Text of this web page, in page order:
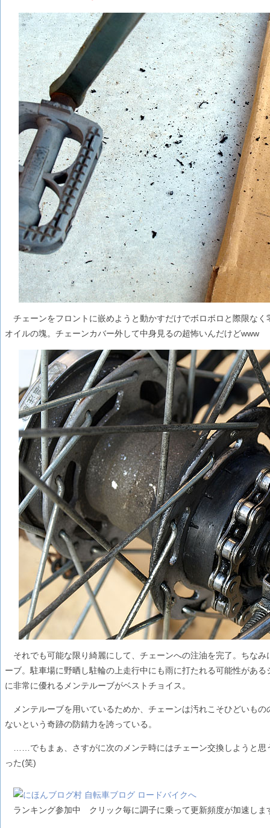
チェーンをフロントに嵌めようと動かすだけでボロボロと際限な
オイルの塊。チェーンカバー外して中身見るの超怖いんだけどwww
それでも可能な限り綺麗にして、チェーンへの注油を完了。ちな
ーブ。駐車場に野晒し駐輪の上走行中にも雨に打たれる可能性があ
に非常に優れるメンテルーブがベストチョイス。
メンテルーブを用いているためか、チェーンは汚れこそひどいも
ないという奇跡の防錆力を誇っている。
……でもまぁ、さすがに次のメンテ時にはチェーン交換しようと思
った(笑)
ランキング参加中 クリック毎に調子に乗って更新頻度が加速しま